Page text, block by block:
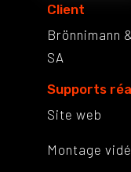
Client
Brönnimann
SA
Supports
Site web
Montage